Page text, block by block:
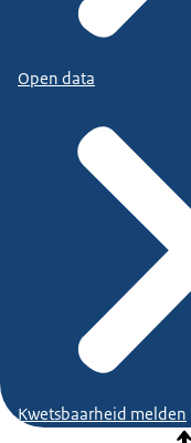
Open data
Kwetsbaarheid melden